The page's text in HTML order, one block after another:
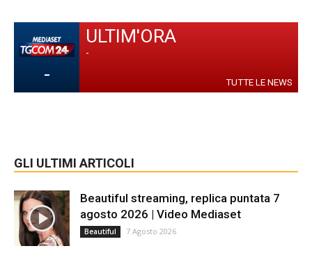
-
ULTIM'ORA
-
TUTTE LE NEWS
GLI ULTIMI ARTICOLI
Beautiful streaming, replica puntata 7
agosto 2026 | Video Mediaset
Beautiful 7 Agosto 2026